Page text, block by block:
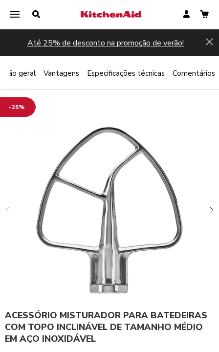
Até 25% de desconto na promoção de verão!
-25%
ACESSÓRIO MISTURADOR PARA BATEDEIRAS
COM TOPO INCLINÁVEL DE TAMANHO MÉDIO
EM AÇO INOXIDÁVEL
geral Vantagens Especificações técnicas Comentários